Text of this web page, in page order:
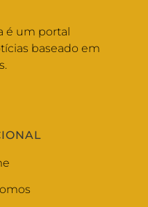
é um portal
baseado em